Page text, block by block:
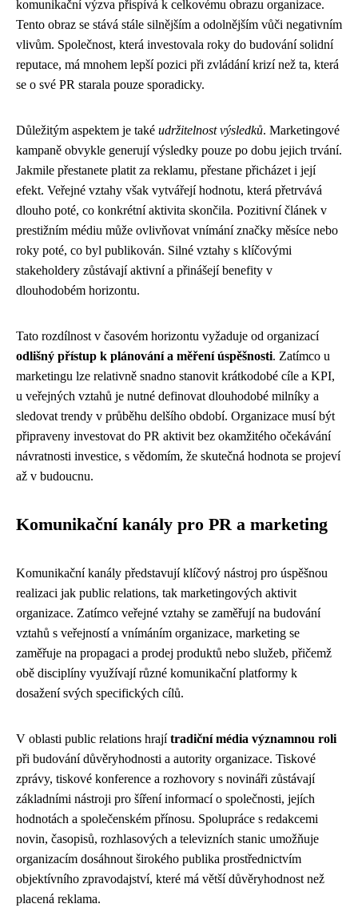
komunikační výzva přispívá k celkovému obrazu organizace.
Tento obraz se stává stále silnějším a odolnějším vůči negativním
vlivům. Společnost, která investovala roky do budování solidní
reputace, má mnohem lepší pozici při zvládání krizí než ta, která
se o své PR starala pouze sporadicky.
Důležitým aspektem je také udržitelnost výsledků. Marketingové
kampaně obvykle generují výsledky pouze po dobu jejich trvání.
Jakmile přestanete platit za reklamu, přestane přicházet i její
efekt. Veřejné vztahy však vytvářejí hodnotu, která přetrvává
dlouho poté, co konkrétní aktivita skončila. Pozitivní článek v
prestižním médiu může ovlivňovat vnímání značky měsíce nebo
roky poté, co byl publikován. Silné vztahy s klíčovými
stakeholdery zůstávají aktivní a přinášejí benefity v
dlouhodobém horizontu.
Tato rozdílnost v časovém horizontu vyžaduje od organizací
odlišný přístup k plánování a měření úspěšnosti. Zatímco u
marketingu lze relativně snadno stanovit krátkodobé cíle a KPI,
u veřejných vztahů je nutné definovat dlouhodobé milníky a
sledovat trendy v průběhu delšího období. Organizace musí být
připraveny investovat do PR aktivit bez okamžitého očekávání
návratnosti investice, s vědomím, že skutečná hodnota se projeví
až v budoucnu.
Komunikační kanály pro PR a marketing
Komunikační kanály představují klíčový nástroj pro úspěšnou
realizaci jak public relations, tak marketingových aktivit
organizace. Zatímco veřejné vztahy se zaměřují na budování
vztahů s veřejností a vnímáním organizace, marketing se
zaměřuje na propagaci a prodej produktů nebo služeb, přičemž
obě disciplíny využívají různé komunikační platformy k
dosažení svých specifických cílů.
V oblasti public relations hrajítradiční média významnou roli
při budování důvěryhodnosti a autority organizace. Tiskové
zprávy, tiskové konference a rozhovory s novináři zůstávají
základními nástroji pro šíření informací o společnosti, jejích
hodnotách a společenském přínosu. Spolupráce s redakcemi
novin, časopisů, rozhlasových a televizních stanic umožňuje
organizacím dosáhnout širokého publika prostřednictvím
objektívního zpravodajství, které má větší důvěryhodnost než
placená reklama.